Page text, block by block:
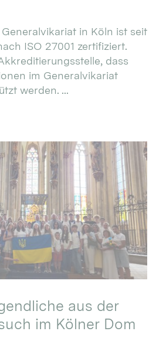
in Köln ist seit
ISO 27001 zertifiziert.
dass
im Generalvikariat
werden. ...
aus der
im Kölner Dom